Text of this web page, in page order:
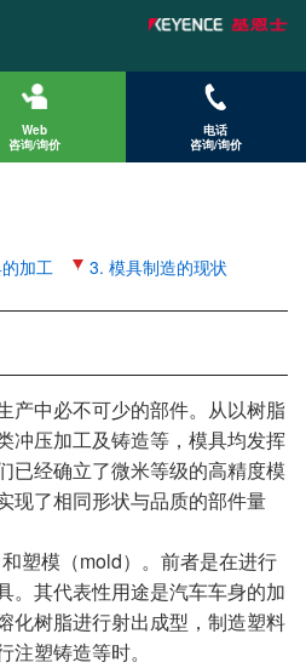
Web
咨询/询价
电话
咨询/询价
加工 3. 模具制造的现状
产中必不可少的部件。从以树脂
冲压加工及铸造等，模具均发挥
已经确立了微米等级的高精度模
现了相同形状与品质的部件量
塑模（mold）。前者是在进行
。其代表性用途是汽车车身的加
化树脂进行射出成型，制造塑料
塑铸造等时。